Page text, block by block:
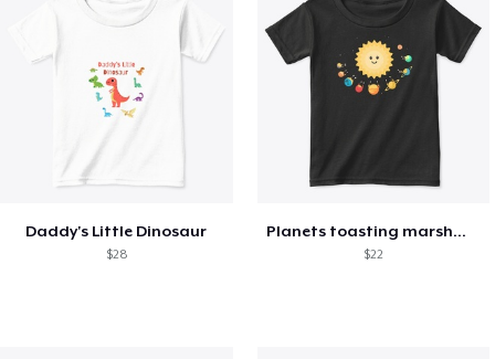
Daddy's Little Dinosaur
$28
Planets toasting marshmallows
$22